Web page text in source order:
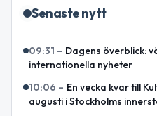
Senaste nytt
09:31 – Dagens överblick:
internationella nyheter
10:06 – En vecka kvar till
augusti i Stockholms